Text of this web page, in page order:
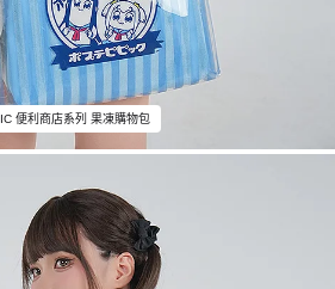
便利商店系列 果凍購物包